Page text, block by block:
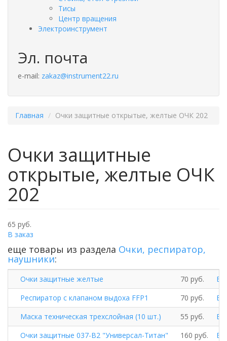
Тисы
Центр вращения
Электроинструмент
Эл. почта
e-mail: zakaz@instrument22.ru
Главная Очки защитные открытые, желтые ОЧК 202
Очки защитные
открытые, желтые ОЧК
202
65 руб.
В заказ
еще товары из раздела Очки, респиратор,
наушники:
Очки защитные желтые 70 руб.
В
Респиратор с клапаном выдоха FFP1
70 руб.
В
Маска техническая трехслойная (10 шт.)
55 руб.
В
Очки защитные 037-В2 "Универсал-Титан"
160 руб. В